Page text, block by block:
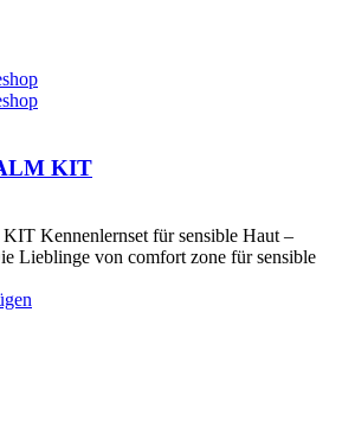
KIT
Kennenlernset für sensible Haut –
von comfort zone für sensible